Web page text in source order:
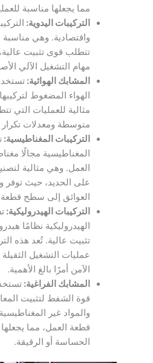
مما يجعلها مناسبة
التركيبات اليدوية:
واقتصادية. وهي مناسبة
تتطلب قوى تثبيت
مهام التشغيل الآلي
المشابك الهوائية:
الهواء المضغوط
مثالية للعمليات التي
متوسطة ومعدلات تكرار
التركيبات المغناطيسية:
المغناطيسية مجالًا
العمل. وهي مثالية
على الحديد، حيث توفر
العوائق إلى سطح قطعة
التركيبات الهيدروليكية:
الهيدروليكية نظامًا
تثبيت عالية. تُعد هذه
عمليات التشغيل
الآمن أمرًا بالغ الأهمية.
المشابك الفراغية:
قوة الشفط لتثبيت
والمواد غير
قطعة العمل، مما يجعلها
الحساسة أو الرقيقة.